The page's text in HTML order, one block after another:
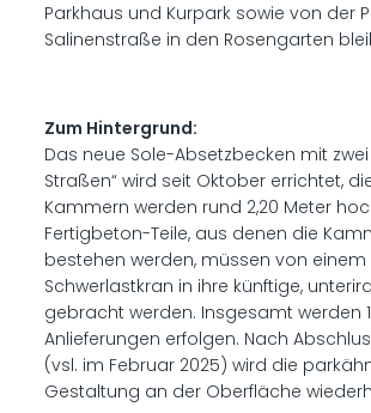
Parkhaus und Kurpark sowie von der
Salinenstraße in den Rosengarten
Zum Hintergrund:
Das neue Sole-Absetzbecken mit zwei
Straßen“ wird seit Oktober errichtet,
Kammern werden rund 2,20 Meter
Fertigbeton-Teile, aus denen die
bestehen werden, müssen von einem
Schwerlastkran in ihre künftige,
gebracht werden. Insgesamt werden
Anlieferungen erfolgen. Nach
(vsl. im Februar 2025) wird die
Gestaltung an der Oberfläche